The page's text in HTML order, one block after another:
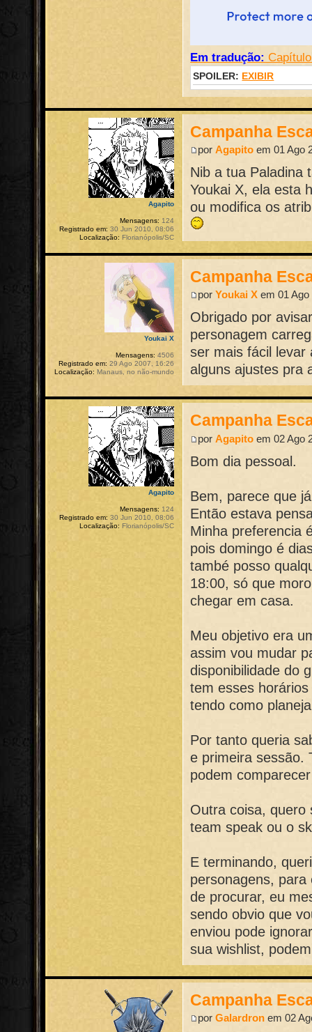
Em tradução:
SPOILER: EXIBIR
Campanha
porAgapito em 01 Ago
Nib a tua Paladina
Youkai X, ela esta
ou modifica os
Agapito
Mensagens: 124
Registrado em: 30 Jun 2010, 08:06
Localização: Florianópolis/SC
Campanha
porYoukai X em 01
Obrigado por
personagem
ser mais fácil levar
alguns ajustes pra
Youkai X
Mensagens: 4506
Registrado em: 29 Ago 2007, 16:26
Localização: Manaus, no não-mundo
Campanha
porAgapito em 02 Ago
Bom dia pessoal.
Bem, parece que
Então estava
Minha preferencia
pois domingo é
també posso
18:00, só que
chegar em casa.
Meu objetivo era
assim vou mudar
disponibilidade do
tem esses
tendo como
Por tanto queria
e primeira sessão.
podem
Outra coisa, quero
team speak ou o
E terminando,
personagens,
de procurar, eu
sendo obvio que
enviou pode
sua wishlist,
Agapito
Mensagens: 124
Registrado em: 30 Jun 2010, 08:06
Localização: Florianópolis/SC
Campanha
porGalardron em 02